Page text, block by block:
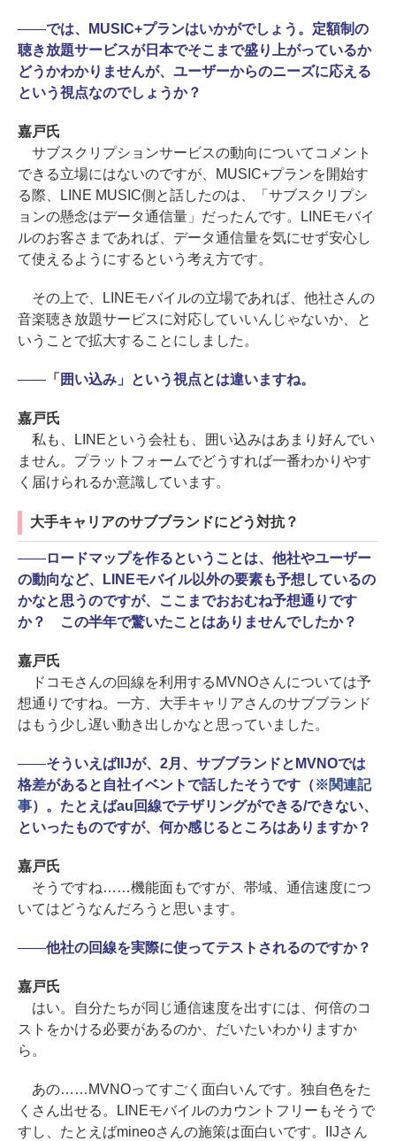
――では、MUSIC+プランはいかがでしょう。定額制の
聴き放題サービスが日本でそこまで盛り上がっているか
どうかわかりませんが、ユーザーからのニーズに応える
という視点なのでしょうか？
嘉戸氏
サブスクリプションサービスの動向についてコメント
できる立場にはないのですが、MUSIC+プランを開始す
る際、LINE MUSIC側と話したのは、「サブスクリプシ
ョンの懸念はデータ通信量」だったんです。LINEモバイ
ルのお客さまであれば、データ通信量を気にせず安心し
て使えるようにするという考え方です。
その上で、LINEモバイルの立場であれば、他社さんの
音楽聴き放題サービスに対応していいんじゃないか、と
いうことで拡大することにしました。
――「囲い込み」という視点とは違いますね。
嘉戸氏
私も、LINEという会社も、囲い込みはあまり好んでい
ません。プラットフォームでどうすれば一番わかりやす
く届けられるか意識しています。
大手キャリアのサブブランドにどう対抗？
――ロードマップを作るということは、他社やユーザー
の動向など、LINEモバイル以外の要素も予想しているの
かなと思うのですが、ここまでおおむね予想通りです
か？ この半年で驚いたことはありませんでしたか？
嘉戸氏
ドコモさんの回線を利用するMVNOさんについては予
想通りですね。一方、大手キャリアさんのサブブランド
はもう少し遅い動き出しかなと思っていました。
――そういえばIIJが、2月、サブブランドとMVNOでは
格差があると自社イベントで話したそうです（※関連記
事）。たとえばau回線でテザリングができる/できない、
といったものですが、何か感じるところはありますか？
嘉戸氏
そうですね……機能面もですが、帯域、通信速度につ
いてはどうなんだろうと思います。
――他社の回線を実際に使ってテストされるのですか？
嘉戸氏
はい。自分たちが同じ通信速度を出すには、何倍のコ
ストをかける必要があるのか、だいたいわかりますか
ら。
あの……MVNOってすごく面白いんです。独自色をた
くさん出せる。LINEモバイルのカウントフリーもそうで
すし、たとえばmineoさんの施策は面白いです。IIJさん